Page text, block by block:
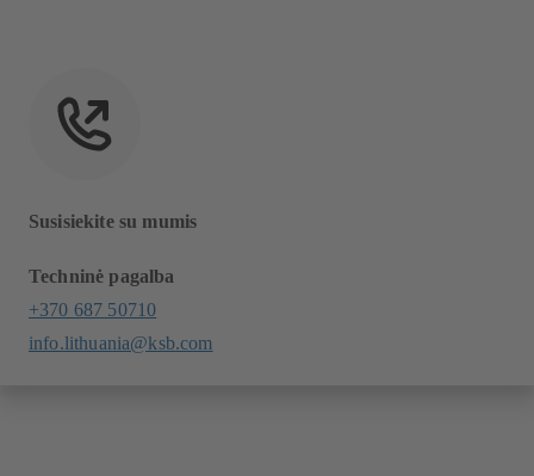
Susisiekite su mumis
Techninė pagalba
+370 687 50710
info.lithuania@ksb.com